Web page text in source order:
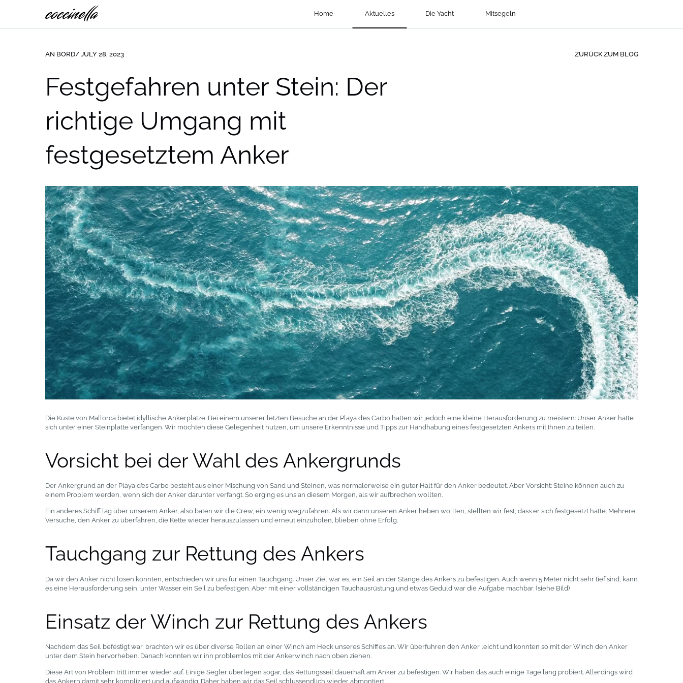
Home Aktuelles Die Yacht Mitsegeln
AN BORD/ JULY 28, 2023 ZURÜCK ZUM BLOG
Festgefahren unter Stein: Der
richtige Umgang mit
festgesetztem Anker
Die Küste von Mallorca bietet idyllische Ankerplätze. Bei einem unserer letzten Besuche an der Playa d’es Carbo hatten wir jedoch eine kleine Herausforderung zu meistern: Unser Anker hatte
sich unter einer Steinplatte verfangen. Wir möchten diese Gelegenheit nutzen, um unsere Erkenntnisse und Tipps zur Handhabung eines festgesetzten Ankers mit Ihnen zu teilen.
Vorsicht bei der Wahl des Ankergrunds
Der Ankergrund an der Playa d’es Carbo besteht aus einer Mischung von Sand und Steinen, was normalerweise ein guter Halt für den Anker bedeutet. Aber Vorsicht: Steine können auch zu
einem Problem werden, wenn sich der Anker darunter verfängt. So erging es uns an diesem Morgen, als wir aufbrechen wollten.
Ein anderes Schiff lag über unserem Anker, also baten wir die Crew, ein wenig wegzufahren. Als wir dann unseren Anker heben wollten, stellten wir fest, dass er sich festgesetzt hatte. Mehrere
Versuche, den Anker zu überfahren, die Kette wieder herauszulassen und erneut einzuholen, blieben ohne Erfolg.
Tauchgang zur Rettung des Ankers
Da wir den Anker nicht lösen konnten, entschieden wir uns für einen Tauchgang. Unser Ziel war es, ein Seil an der Stange des Ankers zu befestigen. Auch wenn 5 Meter nicht sehr tief sind, kann
es eine Herausforderung sein, unter Wasser ein Seil zu befestigen. Aber mit einer vollständigen Tauchausrüstung und etwas Geduld war die Aufgabe machbar. (siehe Bild)
Einsatz der Winch zur Rettung des Ankers
Nachdem das Seil befestigt war, brachten wir es über diverse Rollen an einer Winch am Heck unseres Schiffes an. Wir überfuhren den Anker leicht und konnten so mit der Winch den Anker
unter dem Stein hervorheben. Danach konnten wir ihn problemlos mit der Ankerwinch nach oben ziehen.
Diese Art von Problem tritt immer wieder auf. Einige Segler überlegen sogar, das Rettungsseil dauerhaft am Anker zu befestigen. Wir haben das auch einige Tage lang probiert. Allerdings wird
das Ankern damit sehr kompliziert und aufwändig. Daher haben wir das Seil schlussendlich wieder abmontiert.